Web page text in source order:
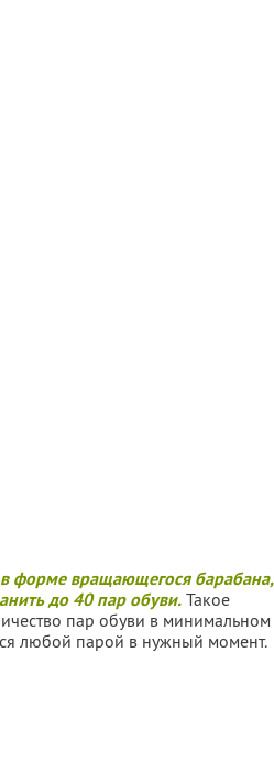
форме вращающегося барабана,
до 40 пар обуви. Такое
пар обуви в минимальном
любой парой в нужный момент.